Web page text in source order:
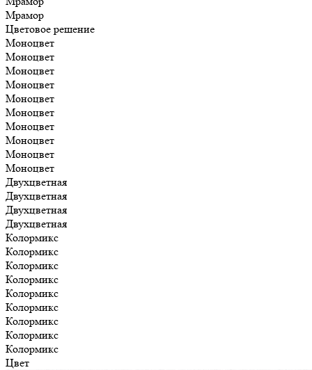
Мрамор
Цветовое решение
Моноцвет
Моноцвет
Моноцвет
Моноцвет
Моноцвет
Моноцвет
Моноцвет
Моноцвет
Моноцвет
Моноцвет
Двухцветная
Двухцветная
Двухцветная
Двухцветная
Колормикс
Колормикс
Колормикс
Колормикс
Колормикс
Колормикс
Колормикс
Колормикс
Колормикс
Цвет